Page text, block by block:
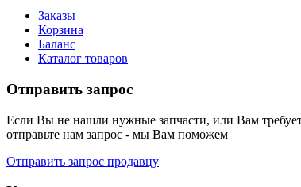
Заказы
Корзина
Баланс
Каталог товаров
Отправить запрос
Если Вы не нашли нужные запчасти, или Вам
отправьте нам запрос - мы Вам поможем
Отправить запрос продавцу